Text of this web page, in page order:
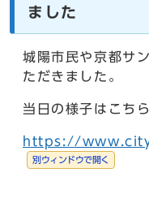
ました
城陽市民や京都サ
ただきました。
当日の様子はこちら
https://
別ウィンドウで開く